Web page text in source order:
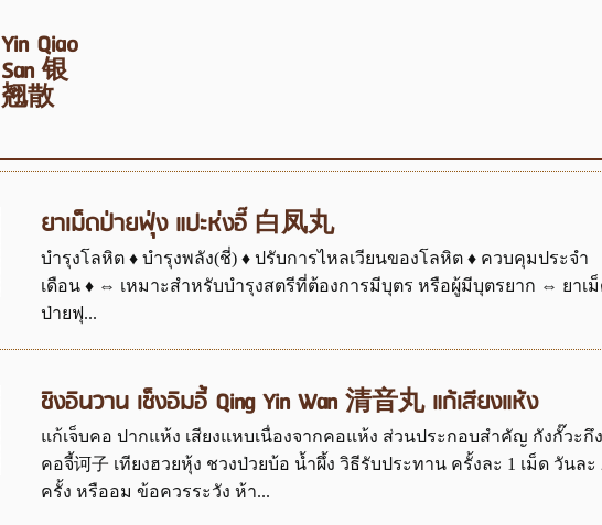
Yin Qiao
San 银
翘散
ยาเม็ดป่ายฟุ่ง แปะห่งอี๊ 白凤丸
บำรุงโลหิต ♦ บำรุงพลัง(ชี่) ♦ ปรับการไหลเวียนของโลหิต ♦ ควบคุมประจำ
เดือน ♦ ⇔ เหมาะสำหรับบำรุงสตรีที่ต้องการมีบุตร หรือผู้มีบุตรยาก ⇔ ยาเ
ป่ายฟุ...
ชิงอินวาน เช็งอิมอี้ Qing Yin Wan 清音丸 แก้เสียงแห้ง
แก้เจ็บคอ ปากแห้ง เสียงแหบเนื่องจากคอแห้ง ส่วนประกอบสำคัญ กังกั๊วะกึง
คอจี้诃子 เทียงฮวยหุ้ง ชวงป่วยบ้อ น้ำผึ้ง วิธีรับประทาน ครั้งละ 1 เม็ด วันละ
ครั้ง หรืออม ข้อควรระวัง ห้า...